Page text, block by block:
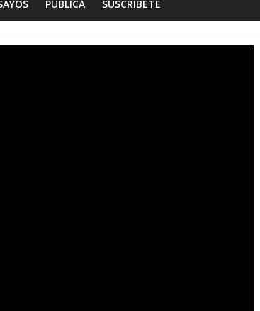
PUBLICA SUSCRÍBETE
Una noche y el